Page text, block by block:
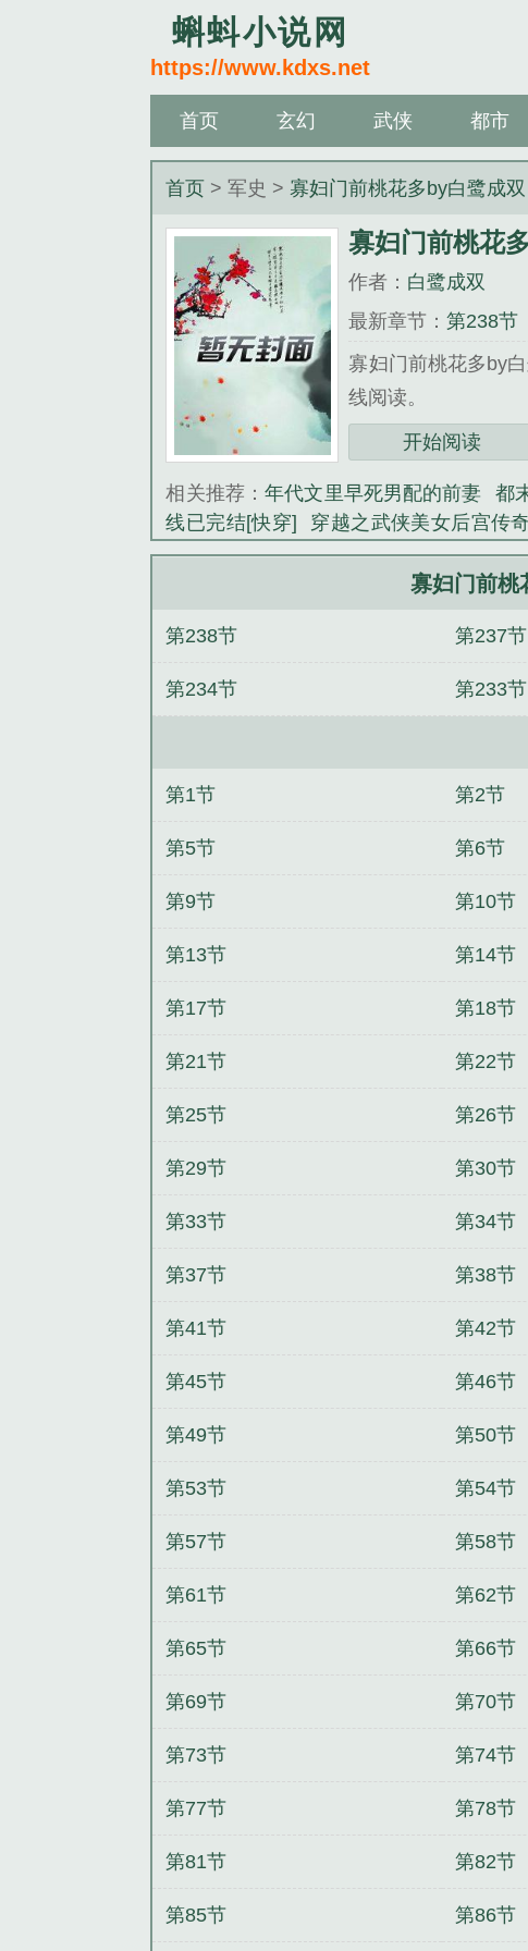
蝌蚪小说网
https://www.kdxs.net
首页 玄幻 武侠 都市
首页 > 军史 >寡妇门前桃花多by白鹭成双
寡妇门前桃花
作者： 白鹭成双
最新章节：第238节
寡妇门前桃花多by
线阅读。
三秒记住本站：蝌
《寡妇门前桃花多
开始阅读
相关推荐：年代文里早死男配的前妻 都
线已完结[快穿]
穿越之武侠美女后宫传
雨 殿下你逃什么 官场：权路迷局之绯
影视剧的神（万界之王）
寡妇门前桃
第238节 第237节
第234节 第233节
第1节 第2节
第5节 第6节
第9节 第10节
第13节 第14节
第17节 第18节
第21节 第22节
第25节 第26节
第29节 第30节
第33节 第34节
第37节 第38节
第41节 第42节
第45节 第46节
第49节 第50节
第53节 第54节
第57节 第58节
第61节 第62节
第65节 第66节
第69节 第70节
第73节 第74节
第77节 第78节
第81节 第82节
第85节 第86节